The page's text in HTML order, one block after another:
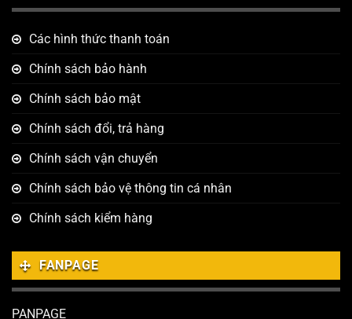
Các hình thức thanh toán
Chính sách bảo hành
Chính sách bảo mật
Chính sách đổi, trả hàng
Chính sách vận chuyển
Chính sách bảo vệ thông tin cá nhân
Chính sách kiểm hàng
FANPAGE
PANPAGE